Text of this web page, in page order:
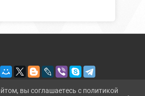
вы соглашаетесь с политикой